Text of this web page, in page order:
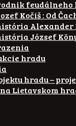
Kočiš : Od
József
hradu
hradu –
na Lietavskom